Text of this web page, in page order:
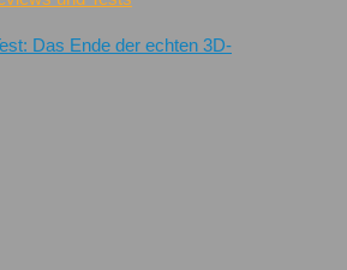
Das Ende der echten 3D-